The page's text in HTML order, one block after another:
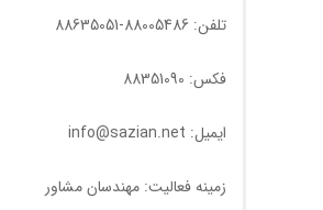
تلفن: 88005486-88635051
فکس: 88351090
ایمیل: info@sazian.net
زمینه فعالیت: مهندسان مشاور